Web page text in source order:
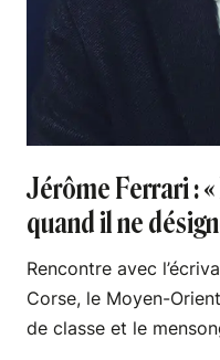
Jérôme Ferrari :
quand il ne
Rencontre avec
Corse, le Moyen-
de classe et le